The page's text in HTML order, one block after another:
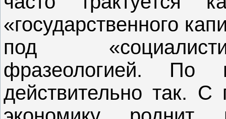
«государственного
под
фразеологией. По
действительно так. С